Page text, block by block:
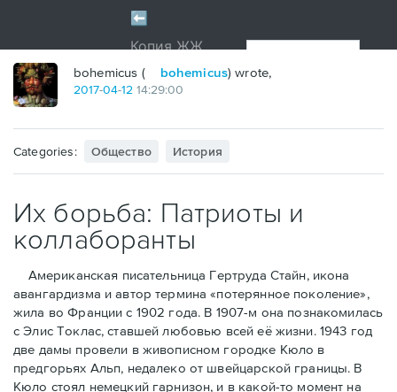
bohemicus ( bohemicus) wrote,
2017-04-12 14:29:00
Categories: Общество История
Их борьба: Патриоты и
коллаборанты
Американская писательница Гертруда Стайн, икона
авангардизма и автор термина «потерянное поколение»,
жила во Франции с 1902 года. В 1907-м она познакомилась
с Элис Токлас, ставшей любовью всей её жизни. 1943 год
две дамы провели в живописном городке Кюло в
предгорьях Альп, недалеко от швейцарской границы. В
Кюло стоял немецкий гарнизон, и в какой-то момент на